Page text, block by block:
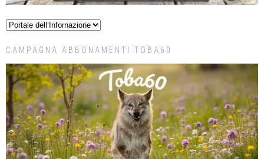
CAMPAGNA ABBONAMENTI TOBA60